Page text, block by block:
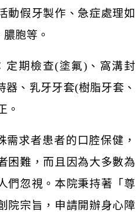
動假牙製作、急症處理如
胞等。
定期檢查(塗氟)、窩溝封
、乳牙牙套(樹脂牙套、
。
需求者患者的口腔保健，
困難，而且因為大多數為
們忽視。本院秉持著「尊
院宗旨，申請開辦身心障